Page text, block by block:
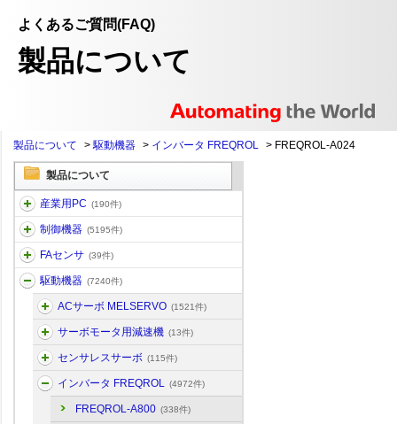
よくあるご質問(FAQ)
製品について
製品について >駆動機器 > インバータ FREQROL > FREQROL-A024
製品について
産業用PC (190件)
制御機器 (5195件)
FAセンサ (39件)
駆動機器 (7240件)
ACサーボ MELSERVO (1521件)
サーボモータ用減速機 (13件)
センサレスサーボ (115件)
インバータ FREQROL (4972件)
FREQROL-A800 (338件)